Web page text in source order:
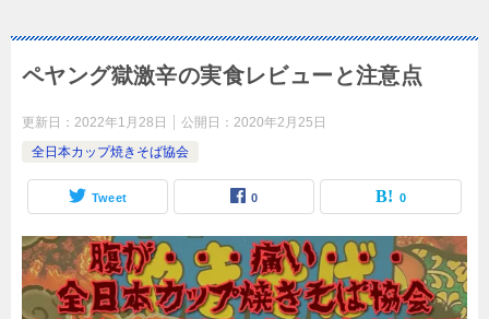
ペヤング獄激辛の実食レビューと注意点
更新日： 2022年1月28日 公開日： 2020年2月25日
全日本カップ焼きそば協会
Tweet 0 0